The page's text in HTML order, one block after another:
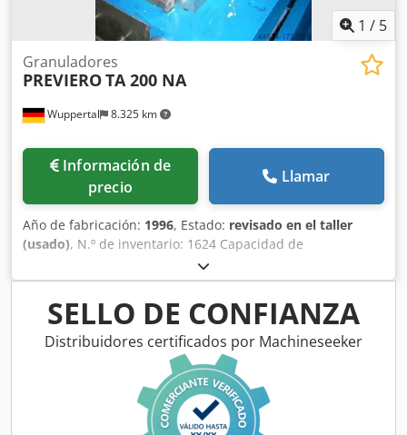
1 / 5
Wuppertal 8.325 km
Granuladores
PREVIEROTA 200 NA
Información de
precio
Llamar
Año de fabricación: 1996, Estado: revisado en el taller
(usado), N.º de inventario: 1624 Capacidad de
procesamiento: 500 kg/h Potencia del motor: 4 kW Ancho
del rotor: 200 mm Rotor con doble soporte Aislamiento
acústico Tipo: granulador de filamentos, hebras o
espaguetis Material: PP, PE, PS, PET, PC, PA, diversos
materiales Ancho de trabajo: 200 mm OPCIONAL, con un
coste adicional: Dodeby I Syopfx Al Dsck a petición, con
ajuste de la longitud del corte. Otros granuladores de
filamentos disponibles en el almacén de Wuppertal, listos
SELLO DE CONFIANZA
Distribuidores certificados por Machineseeker